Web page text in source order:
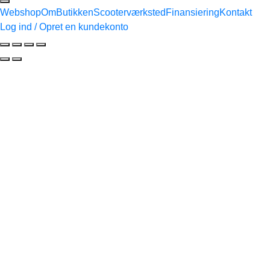
WebshopOmButikkenScooterværksted FinansieringKontakt
Log ind / Opret en kundekonto